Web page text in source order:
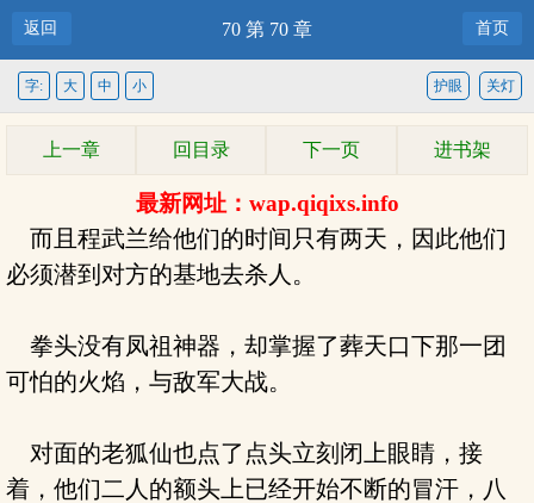
返回 70 第 70 章 首页
关灯
护眼
字: 大 中 小
上一章 回目录 下一页 进书架
最新网址：wap.qiqixs.info
而且程武兰给他们的时间只有两天，因此他们
必须潜到对方的基地去杀人。
拳头没有凤祖神器，却掌握了葬天口下那一团
可怕的火焰，与敌军大战。
对面的老狐仙也点了点头立刻闭上眼睛，接
着，他们二人的额头上已经开始不断的冒汗，八